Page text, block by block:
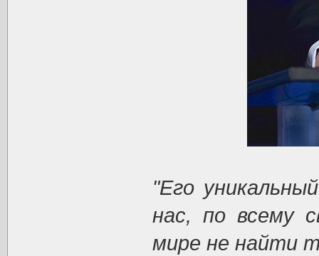
"Его
нас, по всему
мире не найти